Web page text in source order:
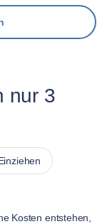
nur 3
Kosten entstehen,